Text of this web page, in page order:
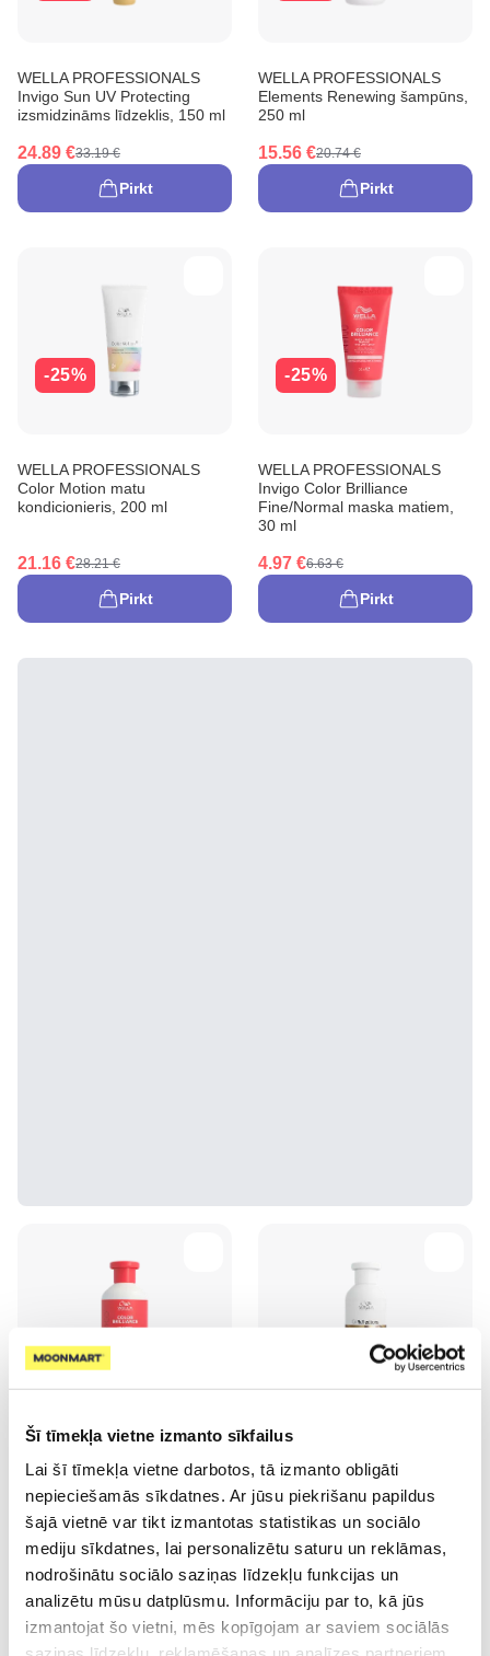
Šī tīmekļa vietne izmanto sīkfailus
Lai šī tīmekļa vietne darbotos, tā izmanto obligāti
nepieciešamās sīkdatnes. Ar jūsu piekrišanu papildus
šajā vietnē var tikt izmantotas statistikas un sociālo
mediju sīkdatnes, lai personalizētu saturu un reklāmas,
nodrošinātu sociālo saziņas līdzekļu funkcijas un
analizētu mūsu datplūsmu. Informāciju par to, kā jūs
izmantojat šo vietni, mēs kopīgojam ar saviem sociālās
WELLA PROFESSIONALS
Invigo Sun UV Protecting
izsmidzināms līdzeklis, 150 ml
24.89 €33.19 €
Pirkt
WELLA PROFESSIONALS
Elements Renewing šampūns,
250 ml
15.56 €20.74 €
Pirkt
-25%
WELLA PROFESSIONALS
Color Motion matu
kondicionieris, 200 ml
21.16 €28.21 €
Pirkt
-25%
WELLA PROFESSIONALS
Invigo Color Brilliance
Fine/Normal maska matiem,
30 ml
4.97 €6.63 €
Pirkt
-25%
WELLA PROFESSIONALS
Invigo Color Brilliance
Fine/Normal šampūns, 300 ml
15.74 €20.99 €
Pirkt
WELLA PROFESSIONALS Oil
Reflections šampūns, 250 ml
15.56 €20.74 €
Pirkt